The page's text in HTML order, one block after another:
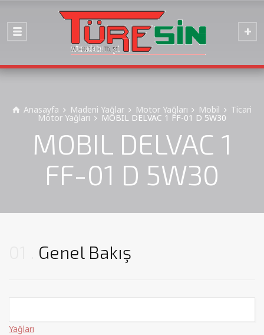
Anasayfa Madeni Yağlar Motor Yağları Mobil Ticari
Motor Yağları MOBIL DELVAC 1 FF-01 D 5W30
MOBIL DELVAC 1
FF-01 D 5W30
Genel Bakış
Yağları